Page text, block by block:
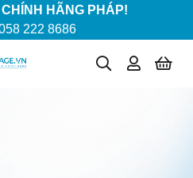
HÃNG PHÁP!
222 8686